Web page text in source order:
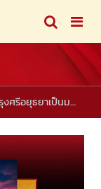
หานครแห่งทองคำ (ตอนที่ 2)